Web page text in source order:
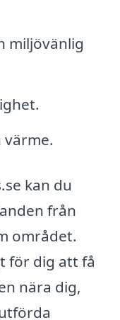
miljövänlig
värme.
kan du
från
området.
för dig att få
nära dig,